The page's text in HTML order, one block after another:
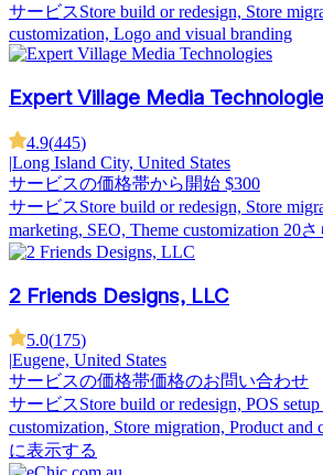
サービスStore build or redesign, Store
customization, Logo and visual branding
Expert Village Media
4.9(445)
|Long Island City, United States
サービスの価格帯から開始 $300
サービスStore build or redesign, Store
marketing, SEO, Theme customization 20
2 Friends Designs, LLC
5.0(175)
|Eugene, United States
サービスの価格帯価格のお問い合わせ
サービスStore build or redesign, POS
customization, Store migration, Product and
に表示する